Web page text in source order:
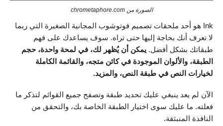
الصورة من chrometaphore.com
Ink هو أحد ملحقات تصميم فوتوشوب المجانية الصغيرة التي ربما
لا تعرف أنك بحاجة إليها حتى تراه. سوف يساعدك على فهم
طبقاتك بشكل أفضل. يمكن أن يُظهر لك، في لمحة واحدة، حجم
الطبقة، والألوان الموجودة في كائن متجه، والقائمة الكاملة
لخيارات النص في طبقة النص، والمزيد.
الآن لم يعد ينبغي عليك تحديد طبقة وتصفح جميع القوائم لتذكر ما
فعلته. ما عليك سوى اختيار الطبقة الخاصة بك، والتحقق من
النافذة المنبثقة.